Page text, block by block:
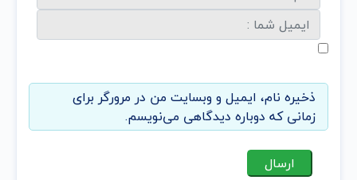
ذخیره نام، ایمیل و وبسایت من در مرورگر برای
زمانی که دوباره دیدگاهی می‌نویسم.